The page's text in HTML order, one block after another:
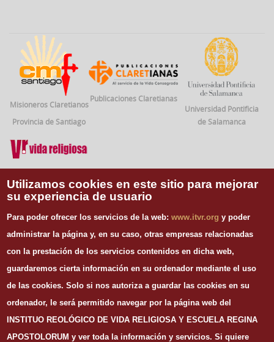
Misioneros Claretianos
Provincia de Santiago
Publicaciones Claretianas
Universidad Pontificia
de Salamanca
Vida Religiosa
Instituto Teológico de Vida Religiosa
Escuela Regina Apostolorum
28008 Madrid
Tel. 91 540 12 73
Whatsapp: 626 278 077
email.secretaria@itvr.org
Lunes a Viernes: 10h-14h y 16:30h-20:30h
Utilizamos cookies en este sitio para mejorar
su experiencia de usuario
Para poder ofrecer los servicios de la web:www.itvr.org y poder
administrar la página y, en su caso, otras empresas relacionadas
con la prestación de los servicios contenidos en dicha web,
guardaremos cierta información en su ordenador mediante el uso
de las cookies. Solo si nos autoriza a guardar las cookies en su
ordenador, le será permitido navegar por la página web del
INSTITUO REOLÓGICO DE VIDA RELIGIOSA Y ESCUELA REGINA
APOSTOLORUM y ver toda la información y servicios. Si quiere